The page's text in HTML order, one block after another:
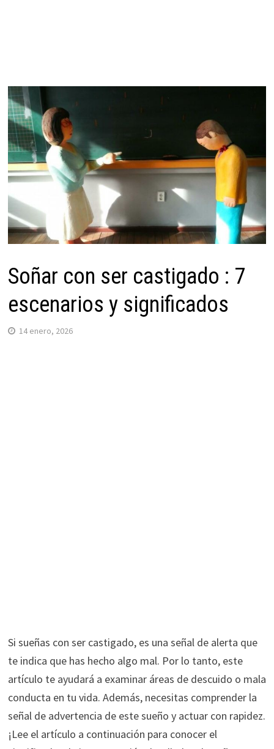
Soñar con ser castigado : 7
escenarios y significados
14 enero, 2026
Si sueñas con ser castigado, es una señal de alerta que
te indica que has hecho algo mal. Por lo tanto, este
artículo te ayudará a examinar áreas de descuido o mala
conducta en tu vida. Además, necesitas comprender la
señal de advertencia de este sueño y actuar con rapidez.
¡Lee el artículo a continuación para conocer el